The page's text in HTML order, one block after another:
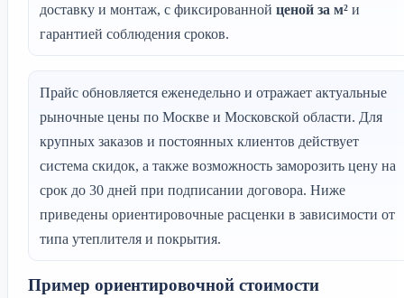
доставку и монтаж, с фиксированной ценой за м² и
гарантией соблюдения сроков.
Прайс обновляется еженедельно и отражает актуальные
рыночные цены по Москве и Московской области. Для
крупных заказов и постоянных клиентов действует
система скидок, а также возможность заморозить цену на
срок до 30 дней при подписании договора. Ниже
приведены ориентировочные расценки в зависимости от
типа утеплителя и покрытия.
Пример ориентировочной стоимости